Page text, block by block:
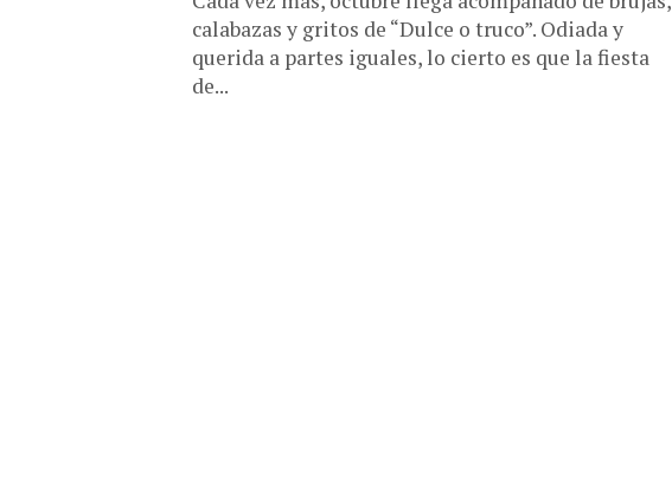
calabazas y gritos de “Dulce o truco”. Odiada y
querida a partes iguales, lo cierto es que la fiesta
de...